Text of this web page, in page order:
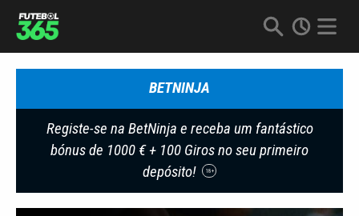
BETNINJA
Registe-se na BetNinja e receba um fantástico
bónus de 1000 € + 100 Giros no seu primeiro
depósito!
18+